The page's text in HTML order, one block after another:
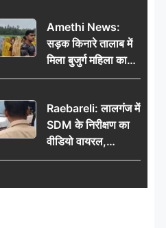
Amethi News:
सड़क किनारे तालाब में
मिला बुजुर्ग महिला का
शव, संदिग्ध परिस्थितियों
Raebareli: लालगंज में
SDM के निरीक्षण का
वीडियो वायरल,
प्रशासनिक सक्रियता
कवायद?